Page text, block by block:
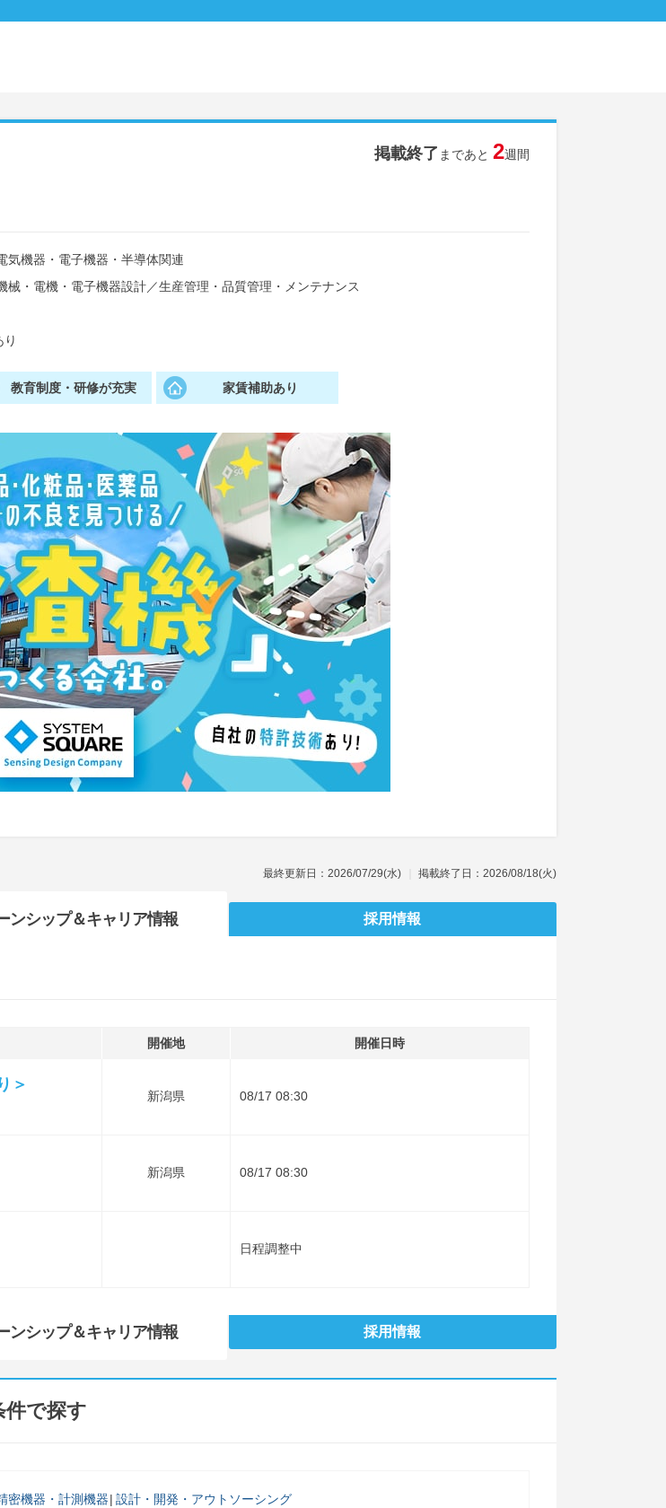
掲載終了 まであと 2週間
気機器・電子機器・半導体関連
械・電機・電子機器設計／生産管理・品質管理・メンテナンス
教育制度・研修が充実 家賃補助あり
最終更新日：2026/07/29(水) 掲載終了日：2026/08/18(火)
ンシップ＆キャリア情報 採用情報
開催地 開催日時
＞
新潟県 08/17 08:30
新潟県 08/17 08:30
日程調整中
ンシップ＆キャリア情報 採用情報
で探す
密機器・計測機器 設計・開発・アウトソーシング